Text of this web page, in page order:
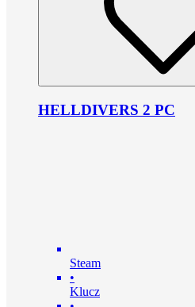
HELLDIVERS 2 PC
Steam
•
Klucz